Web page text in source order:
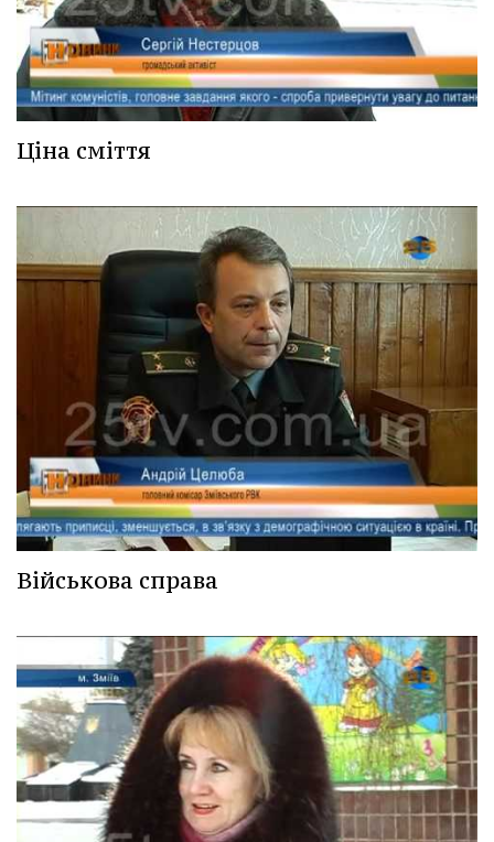
Ціна сміття
Військова справа